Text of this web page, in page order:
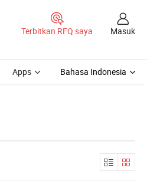
Terbitkan RFQ saya Masuk
Apps Bahasa Indonesia